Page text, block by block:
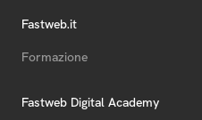
Fastweb.it
Formazione
Fastweb Digital Academy